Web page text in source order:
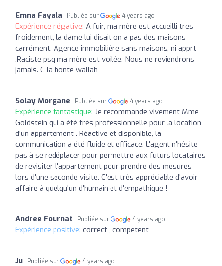
Emna Fayala Publiée sur 4 years ago
Expérience négative: A fuir, ma mère est accueilli tres
froidement, la dame lui disait on a pas des maisons
carrément. Agence immobilière sans maisons, ni apprt
.Raciste psq ma mère est voilée. Nous ne reviendrons
jamais. C la honte wallah
Solay Morgane Publiée sur 4 years ago
Expérience fantastique: Je recommande vivement Mme
Goldstein qui a été très professionnelle pour la location
d'un appartement . Réactive et disponible, la
communication a été fluide et efficace. L'agent n'hésite
pas à se redéplacer pour permettre aux futurs locataires
de revisiter l'appartement pour prendre des mesures
lors d'une seconde visite. C'est très appréciable d'avoir
affaire à quelqu'un d'humain et d'empathique !
Andree Fournat Publiée sur 4 years ago
Expérience positive: correct , competent
Ju Publiée sur 4 years ago